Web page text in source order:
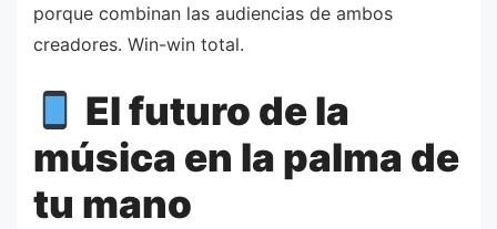
porque combinan las audiencias de ambos
creadores. Win-win total.
El futuro de la
música en la palma de
tu mano